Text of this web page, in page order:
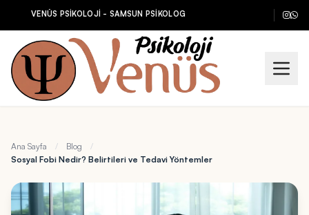
VENÜS PSİKOLOJİ - SAMSUN PSİKOLOG
Ana Sayfa / Blog
/
Sosyal Fobi Nedir? Belirtileri ve Tedavi Yöntemler